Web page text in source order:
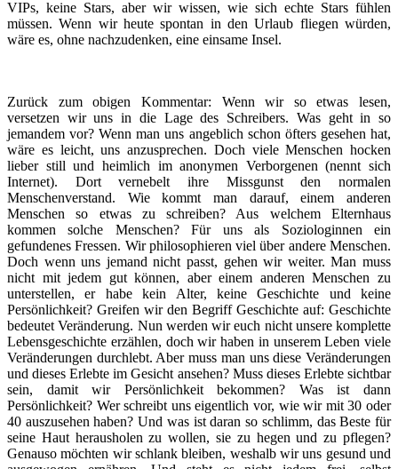
VIPs, keine Stars, aber wir wissen, wie sich echte Stars fühlen
müssen. Wenn wir heute spontan in den Urlaub fliegen würden,
wäre es, ohne nachzudenken, eine einsame Insel.
Zurück zum obigen Kommentar: Wenn wir so etwas lesen,
versetzen wir uns in die Lage des Schreibers. Was geht in so
jemandem vor? Wenn man uns angeblich schon öfters gesehen hat,
wäre es leicht, uns anzusprechen. Doch viele Menschen hocken
lieber still und heimlich im anonymen Verborgenen (nennt sich
Internet). Dort vernebelt ihre Missgunst den normalen
Menschenverstand. Wie kommt man darauf, einem anderen
Menschen so etwas zu schreiben? Aus welchem Elternhaus
kommen solche Menschen? Für uns als Soziologinnen ein
gefundenes Fressen. Wir philosophieren viel über andere Menschen.
Doch wenn uns jemand nicht passt, gehen wir weiter. Man muss
nicht mit jedem gut können, aber einem anderen Menschen zu
unterstellen, er habe kein Alter, keine Geschichte und keine
Persönlichkeit? Greifen wir den Begriff Geschichte auf: Geschichte
bedeutet Veränderung. Nun werden wir euch nicht unsere komplette
Lebensgeschichte erzählen, doch wir haben in unserem Leben viele
Veränderungen durchlebt. Aber muss man uns diese Veränderungen
und dieses Erlebte im Gesicht ansehen? Muss dieses Erlebte sichtbar
sein, damit wir Persönlichkeit bekommen? Was ist dann
Persönlichkeit? Wer schreibt uns eigentlich vor, wie wir mit 30 oder
40 auszusehen haben? Und was ist daran so schlimm, das Beste für
seine Haut herausholen zu wollen, sie zu hegen und zu pflegen?
Genauso möchten wir schlank bleiben, weshalb wir uns gesund und